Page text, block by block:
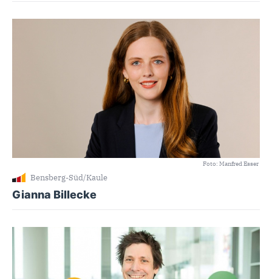
Foto: Manfred Esser
Bensberg-Süd/Kaule
Gianna Billecke